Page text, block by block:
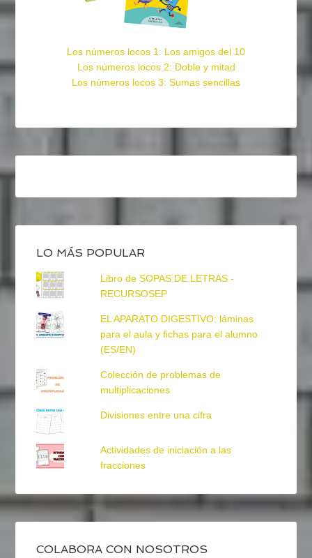
Los números locos 1: Los amigos del 10
Los números locos 2: Doble y mitad
Los números locos 3: Sumas sencillas
LO MÁS POPULAR
Libro de SOPAS DE LETRAS -
RECURSOSEP
EL APARATO DIGESTIVO: láminas
para el aula y fichas para el alumno
(ES/EN)
Colección de problemas de
multiplicaciones
Divisiones entre una cifra
Actividades de iniciación a las
fracciones
COLABORA CON NOSOTROS